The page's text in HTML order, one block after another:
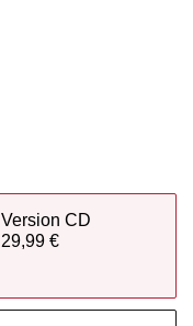
Version CD
29,99 €